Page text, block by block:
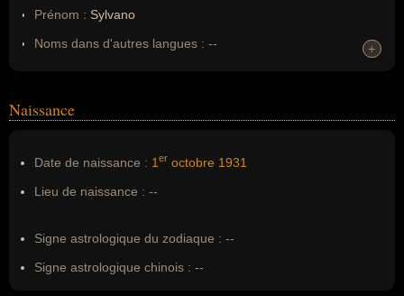
Prénom : Sylvano
Noms dans d'autres langues : --
Nom de famille :Bussotti
+
+
Naissance
Date de naissance : 1 er octobre 1931
Lieu de naissance : --
Signe astrologique du zodiaque : --
Signe astrologique chinois : --